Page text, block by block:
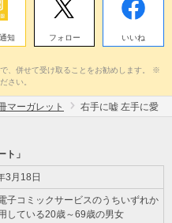
知 フォロー いいね
、併せて受け取ることをお勧めします。 ※
さい。
マーガレット 右手に嘘 左手に愛
ト」
3月18日
子コミックサービスのうちいずれか
している20歳～69歳の男女